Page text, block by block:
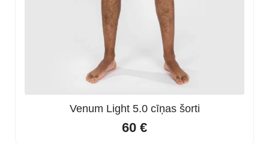
Venum Light 5.0 cīņas šorti
60 €